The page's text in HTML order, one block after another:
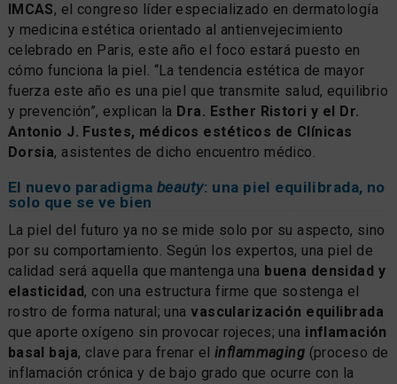
IMCAS, el congreso líder especializado en dermatología
y medicina estética orientado al antienvejecimiento
celebrado en Paris, este año el foco estará puesto en
cómo funciona la piel. “La tendencia estética de mayor
fuerza este año es una piel que transmite salud, equilibrio
y prevención”, explican la Dra. Esther Ristori y el Dr.
Antonio J. Fustes, médicos estéticos de Clínicas
Dorsia, asistentes de dicho encuentro médico.
El nuevo paradigma beauty: una piel equilibrada, no
solo que se ve bien
La piel del futuro ya no se mide solo por su aspecto, sino
por su comportamiento. Según los expertos, una piel de
calidad será aquella que mantenga una buena densidad y
elasticidad, con una estructura firme que sostenga el
rostro de forma natural; unavascularización equilibrada
que aporte oxígeno sin provocar rojeces; una inflamación
basal baja, clave para frenar el inflammaging (proceso de
inflamación crónica y de bajo grado que ocurre con la